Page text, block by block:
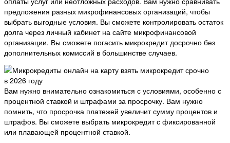
предложения разных микрофинансовых организаций, чтобы
выбрать выгодные условия. Вы сможете контролировать остаток
долга через личный кабинет на сайте микрофинансовой
организации. Вы сможете погасить микрокредит досрочно без
дополнительных комиссий в большинстве случаев.
Вам нужно внимательно ознакомиться с условиями, особенно с
процентной ставкой и штрафами за просрочку. Вам нужно
помнить, что просрочка платежей увеличит сумму процентов и
штрафов. Вы сможете выбрать микрокредит с фиксированной
или плавающей процентной ставкой.